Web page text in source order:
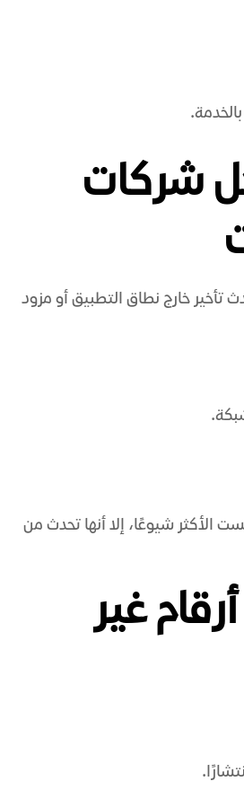
شركات
تأخير خارج نطاق التطبيق أو مزود
الأكثر شيوعًا، إلا أنها تحدث من
غير